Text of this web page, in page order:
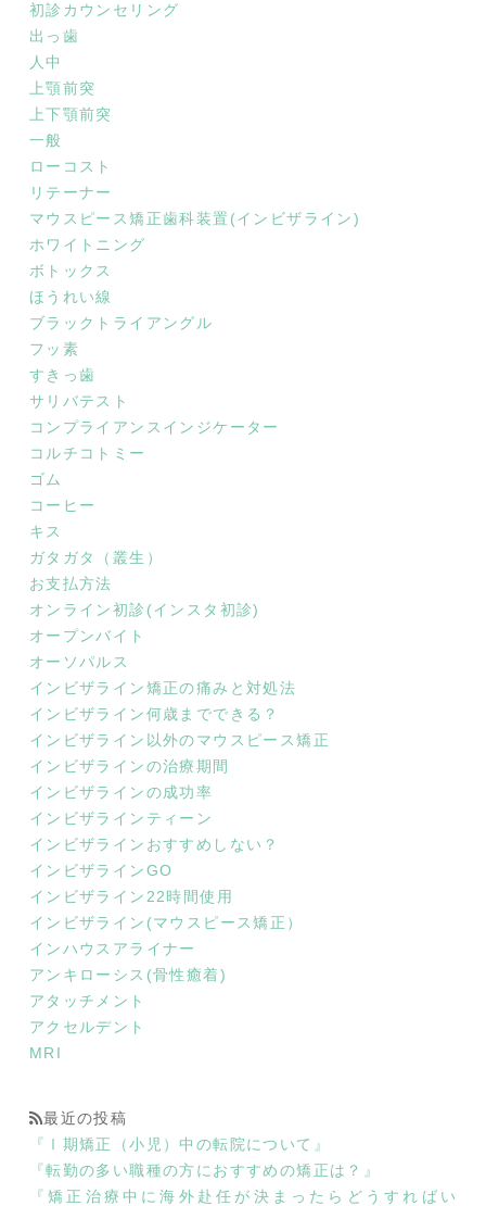
初診カウンセリング
出っ歯
人中
上顎前突
上下顎前突
一般
ローコスト
リテーナー
マウスピース矯正歯科装置(インビザライン)
ホワイトニング
ボトックス
ほうれい線
ブラックトライアングル
フッ素
すきっ歯
サリバテスト
コンプライアンスインジケーター
コルチコトミー
ゴム
コーヒー
キス
ガタガタ（叢生）
お支払方法
オンライン初診(インスタ初診)
オープンバイト
オーソパルス
インビザライン矯正の痛みと対処法
インビザライン何歳までできる？
インビザライン以外のマウスピース矯正
インビザラインの治療期間
インビザラインの成功率
インビザラインティーン
インビザラインおすすめしない？
インビザラインGO
インビザライン22時間使用
インビザライン(マウスピース矯正）
インハウスアライナー
アンキローシス(骨性癒着)
アタッチメント
アクセルデント
MRI
最近の投稿
『Ⅰ期矯正（小児）中の転院について』
『転勤の多い職種の方におすすめの矯正は？』
『矯正治療中に海外赴任が決まったらどうすればい